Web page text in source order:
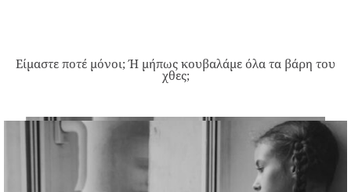
Είμαστε ποτέ μόνοι; Ή μήπως κουβαλάμε όλα τα βάρη του
χθες;